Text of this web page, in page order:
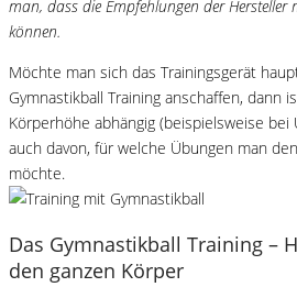
man, dass die Empfehlungen der Hersteller
können.
Möchte man sich das Trainingsgerät
Gymnastikball Training anschaffen, dann
Körperhöhe abhängig (beispielsweise
auch davon, für welche Übungen man
möchte.
Das Gymnastikball Training –
den ganzen Körper